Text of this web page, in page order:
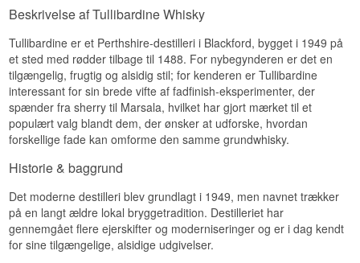
Sauternes-vinhuse og klassificeret som Premier
Cru Classé allerede i 1855.
Se hele vores udvalg afTullibardine
Single Highland Malt Whisky 70 cl 43%
Tullibardine
Region/Land: Highland, Skotland
Type: Single Highland Malt Scotch Whisky
ABV: 43%
Størrelse: 70 CL
Fadtype: Ex-bourbonfade med 12 måneders
finish på 500-liters ex-sherry butts
Naturlig farve: Ja
EAN nr.: 5060074861285
Vidste du at?
En sherry "butt" er den suverænt største fadtype i
whiskyindustrien og rummer omkring dobbelt så
Smagsnoter
Næse
Saftige pærer og cremet chokolade.
Smag
Bygmalt der langsomt udvikler sig med blid
sødme.
Specifikationer
Navn: Tullibardine Sovereign Single Highland
Malt Whisky 70 cl 43%
Beskrivelse af Tullibardine Whisky
Tullibardine er et Perthshire-destilleri i Blackford, bygget i 1949 på
et sted med rødder tilbage til 1488. For nybegynderen er det en
tilgængelig, frugtig og alsidig stil; for kenderen er Tullibardine
interessant for sin brede vifte af fadfinish-eksperimenter, der
spænder fra sherry til Marsala, hvilket har gjort mærket til et
populært valg blandt dem, der ønsker at udforske, hvordan
forskellige fade kan omforme den samme grundwhisky.
Historie & baggrund
Det moderne destilleri blev grundlagt i 1949, men navnet trækker
på en langt ældre lokal bryggetradition. Destilleriet har
gennemgået flere ejerskifter og moderniseringer og er i dag kendt
for sine tilgængelige, alsidige udgivelser.